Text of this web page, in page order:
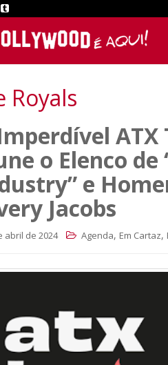
Royals
ATX
o Elenco
e
Jacobs
abril de 2024 Agenda, Em Cartaz,